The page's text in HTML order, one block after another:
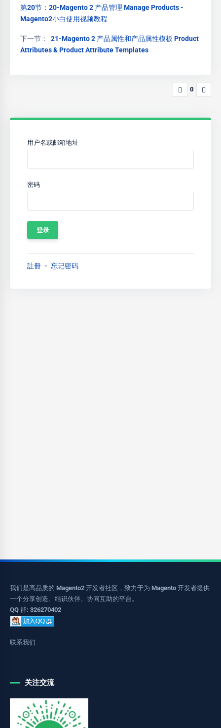
第20节：20-Magento 2 产品管理 Manage Products -
Magento2小白使用视频教程
下一节： 21-Magento 2 产品属性和产品属性模板 Product
Attributes & Product Attribute Templates
0
用户名或邮箱地址
密码
註冊 忘记密码
我们是高品质的 Magento2 开发者社区，致力于为 Magento 开发者提供
一个分享创造、结识伙伴、协同互助的平台。
QQ 群: 326270402
联系我们
关注交流